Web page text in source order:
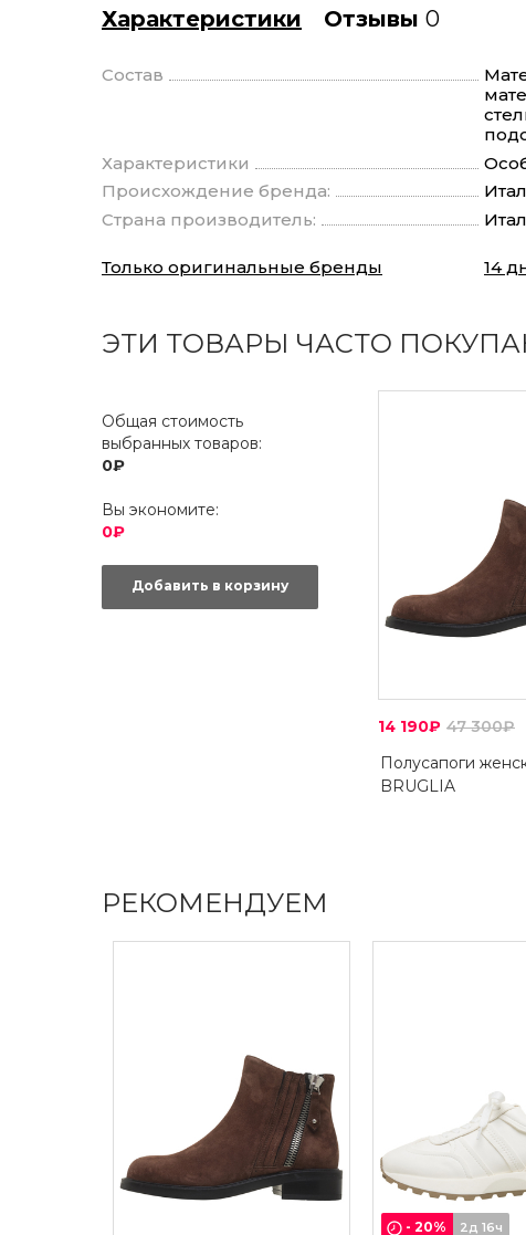
Характеристики Отзывы 0
Состав
Характеристики
Происхождение бренда:
Страна производитель:
Только оригинальные бренды 14
ЭТИ ТОВАРЫ ЧАСТО
Общая стоимость
выбранных товаров:
0₽
Вы экономите:
0₽
Добавить в корзину
14 190₽ 47 300₽
Полусапоги
BRUGLIA
РЕКОМЕНДУЕМ
- 20% 2д 16ч